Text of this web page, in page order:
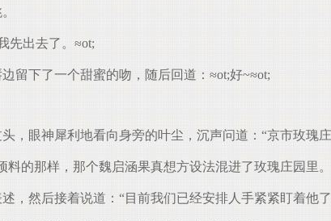
先出去了。≈ot;
留下了一个甜蜜的吻，随后回道：≈ot;好~≈ot;
眼神犀利地看向身旁的叶尘，沉声问道：“京市玫瑰
的那样，那个魏启涵果真想方设法混进了玫瑰庄园里
然后接着说道：“目前我们已经安排人手紧紧盯着他